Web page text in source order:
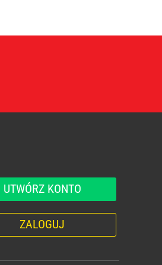
UTWÓRZ KONTO
ZALOGUJ